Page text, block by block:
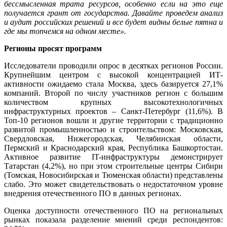
бессмысленная трата ресурсов, особенно если на это еще
получается грант от государства. Давайте проведем анализ
и аудит российских решений и все будет видны белые пятна и
где мы топчемся на одном месте».
Регионы просят программ
Исследователи проводили опрос в десятках регионов России.
Крупнейшим центром с высокой концентрацией ИТ-
активности ожидаемо стала Москва, здесь базируется 27,1%
компаний. Второй по числу участников регион с большим
количеством крупных высокотехнологичных
инфраструктурных проектов – Санкт-Петербург (11,6%). В
Топ-10 регионов вошли и другие территории с традиционно
развитой промышленностью и строительством: Московская,
Свердловская, Нижегородская, Челябинская области,
Пермский и Краснодарский края, Республика Башкортостан.
Активное развитие IT-инфраструктуры демонстрирует
Татарстан (4,2%), но при этом строительные центры Сибири
(Томская, Новосибирская и Тюменская области) представлены
слабо. Это может свидетельствовать о недостаточном уровне
внедрения отечественного ПО в данных регионах.
Оценка доступности отечественного ПО на региональных
рынках показала разделение мнений среди респондентов: